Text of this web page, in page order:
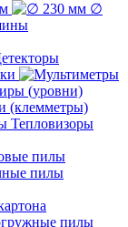
∅
(уровни)
Тепловизоры
пилы